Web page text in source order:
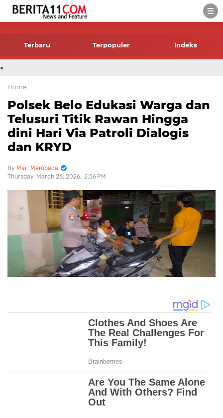
Terbaru Terpopuler Indeks
.
Home
Polsek Belo Edukasi Warga dan
Telusuri Titik Rawan Hingga
dini Hari Via Patroli Dialogis
dan KRYD
Mari Membaca
Thursday, March 26, 2026 2:56 PM